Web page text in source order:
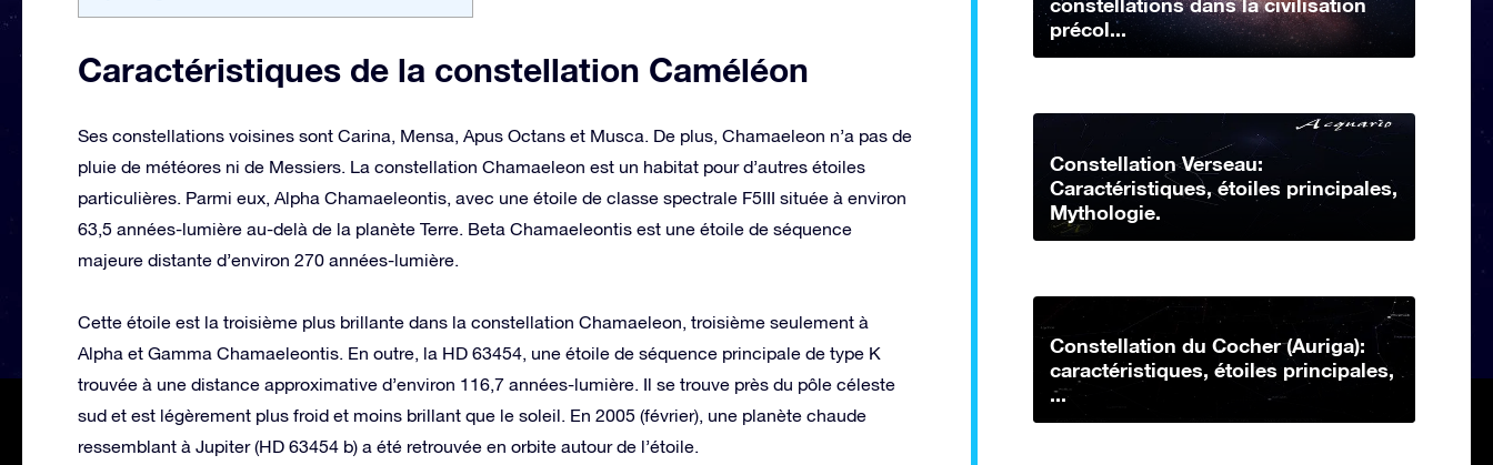
Caractéristiques de la constellation Caméléon
Ses constellations voisines sont Carina, Mensa, Apus Octans et Musca. De plus, Chamaeleon n’a pas de
pluie de météores ni de Messiers. La constellation Chamaeleon est un habitat pour d’autres étoiles
particulières. Parmi eux, Alpha Chamaeleontis, avec une étoile de classe spectrale F5III située à environ
63,5 années-lumière au-delà de la planète Terre. Beta Chamaeleontis est une étoile de séquence
majeure distante d’environ 270 années-lumière.
Cette étoile est la troisième plus brillante dans la constellation Chamaeleon, troisième seulement à
Alpha et Gamma Chamaeleontis. En outre, la HD 63454, une étoile de séquence principale de type K
trouvée à une distance approximative d’environ 116,7 années-lumière. Il se trouve près du pôle céleste
sud et est légèrement plus froid et moins brillant que le soleil. En 2005 (février), une planète chaude
ressemblant à Jupiter (HD 63454 b) a été retrouvée en orbite autour de l’étoile.
précol...
Constellation Verseau:
Caractéristiques, étoiles principales,
Mythologie.
Constellation du Cocher (Auriga):
caractéristiques, étoiles principales,
...